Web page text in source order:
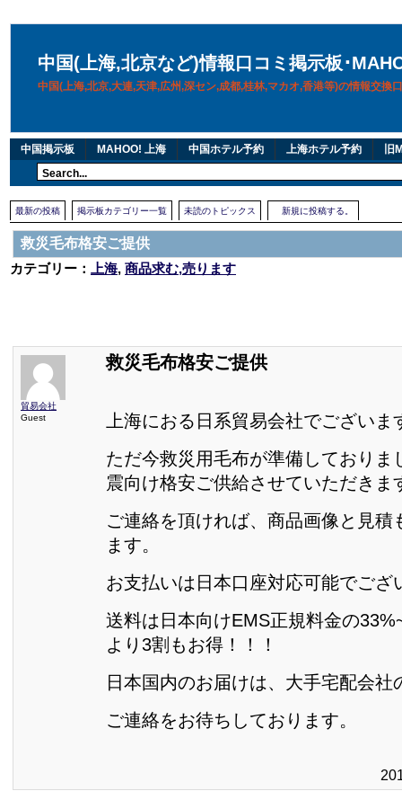
中国(上海,北京など)情報口コミ掲示板･
中国(上海,北京,大連,天津,広州,深セン,成都,桂林,マカオ,香港等)の情報交換
中国掲示板 MAHOO! 上海 中国ホテル予約 上海ホテル予約 旧
最新の投稿 掲示板カテゴリー一覧 未読のトピックス 新規に投稿する。
救災毛布格安ご提供
カテゴリー：
上海, 商品求む,売ります
貿易会社
Guest
救災毛布格安ご提供
上海におる日系貿易会社でございま
ただ今救災用毛布が準備しておりま
震向け格安ご供給させていただきま
ご連絡を頂ければ、商品画像と見積
ます。
お支払いは日本口座対応可能でござ
送料は日本向けEMS正規料金の
より3割もお得！！！
日本国内のお届けは、大手宅配会社
ご連絡をお待ちしております。